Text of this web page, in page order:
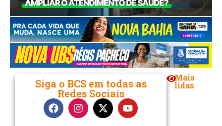
Siga o BCS em todas as
Redes Sociais
Mais
lidas